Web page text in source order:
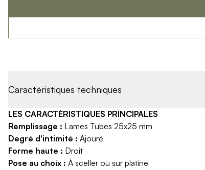
Qui sommes-nous ? > La marque
Entretien et garantie > Entretenir mon Kostum
Entretien et garantie > Réparer mon Kostum
Entretien et garantie > Boutique en ligne
Blog
Mon projet > Configurateur
Mon projet > Activer ma garantie
Mon projet > Demande de reportage photo
Caractéristiques techniques
LES CARACTÉRISTIQUES PRINCIPALES
Remplissage : Lames Tubes 25x25 mm
Degré d'intimité : Ajouré
Forme haute : Droit
Pose au choix : À sceller ou sur platine